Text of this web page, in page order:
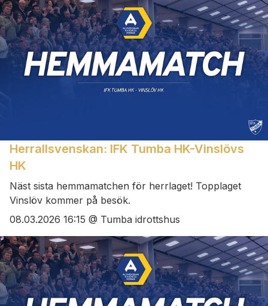
Herrallsvenskan: IFK Tumba HK-Vinslövs
HK
Näst sista hemmamatchen för herrlaget! Topplaget
Vinslöv kommer på besök.
08.03.2026 16:15 @ Tumba idrottshus